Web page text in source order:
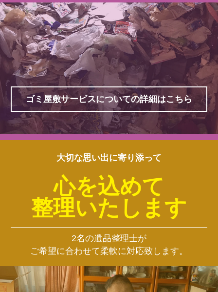
ゴミ屋敷サービスについての詳細はこちら
大切な思い出に寄り添って
心を込めて
整理いたします
2名の遺品整理士が
ご希望に合わせて柔軟に対応致します。